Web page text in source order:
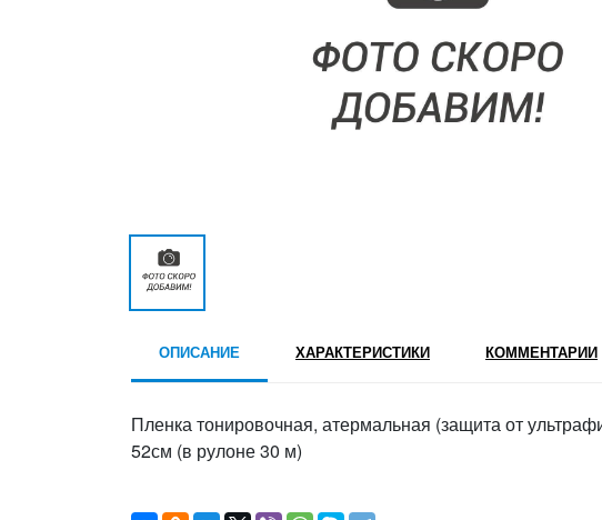
ОПИСАНИЕ ХАРАКТЕРИСТИКИ КОММЕНТАРИИ
Пленка тонировочная, атермальная (защита от
52см (в рулоне 30 м)